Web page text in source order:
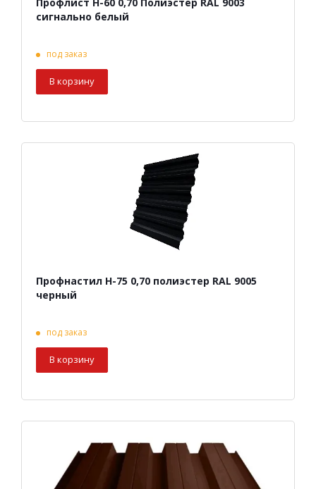
сигнально белый
под заказ
В корзину
Профнастил Н-75 0,70 полиэстер RAL 9005
черный
под заказ
В корзину